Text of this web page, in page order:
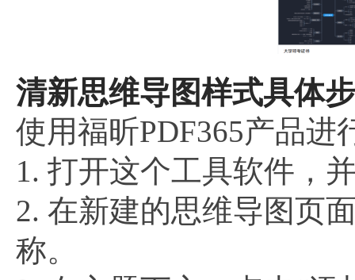
清新思维导图样式具体
使用福昕PDF365产品
1. 打开这个工具软件，
2. 在新建的思维导图页
称。